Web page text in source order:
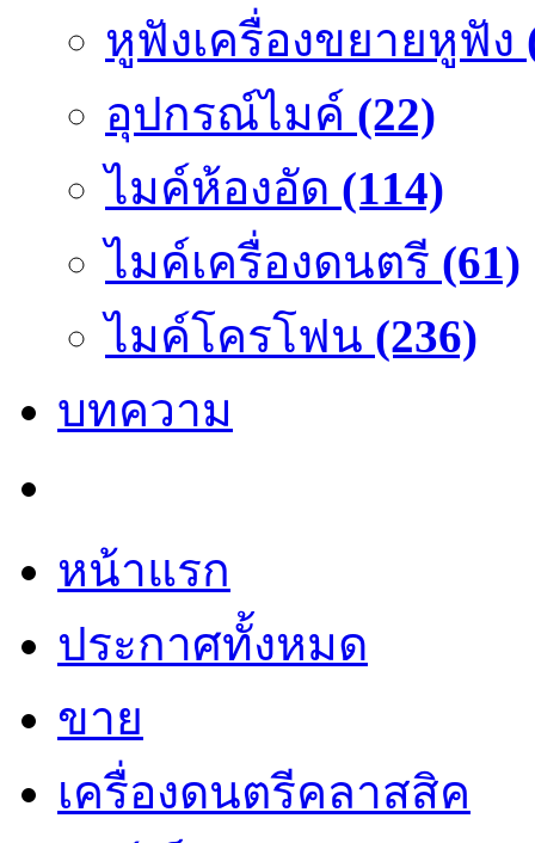
หูฟังเครื่องขยายหูฟัง
อุปกรณ์ไมค์ (22)
ไมค์ห้องอัด (114)
ไมค์เครื่องดนตรี (61)
ไมค์โครโฟน (236)
บทความ
หน้าแรก
ประกาศทั้งหมด
ขาย
เครื่องดนตรีคลาสสิค